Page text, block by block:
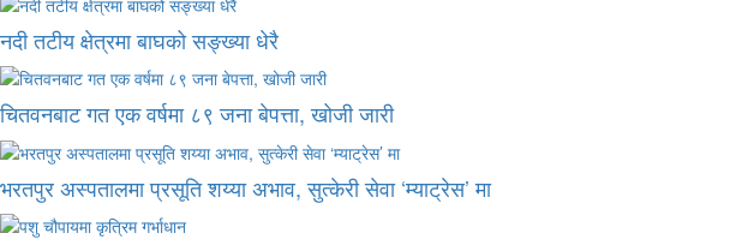
नदी तटीय क्षेत्रमा बाघको सङ्ख्या धेरै
चितवनबाट गत एक वर्षमा ८९ जना बेपत्ता, खोजी जारी
भरतपुर अस्पतालमा प्रसूति शय्या अभाव, सुत्केरी सेवा ‘म्याट्रेस’ मा